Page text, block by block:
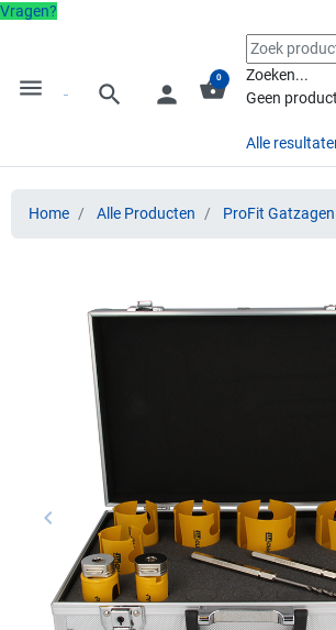
Vragen?
menu search person shopping_basket
0
Zoeken...
Geen
Alle
Home Alle Producten ProFit Gatzagen
Vorige
keyboard_arrow_left